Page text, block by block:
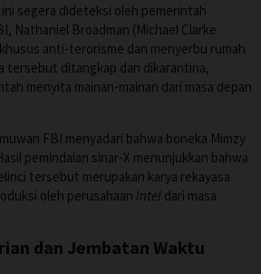
segera dideteksi oleh pemerintah
Nathaniel Broadman (Michael Clarke
anti-terorisme dan menyerbu rumah
tersebut ditangkap dan dikarantina,
menyita mainan-mainan dari masa depan
FBI menyadari bahwa boneka Mimzy
pemindaian sinar-X menunjukkan bahwa
tersebut merupakan karya rekayasa
oleh perusahaan Intel dari masa
dan Jembatan Waktu